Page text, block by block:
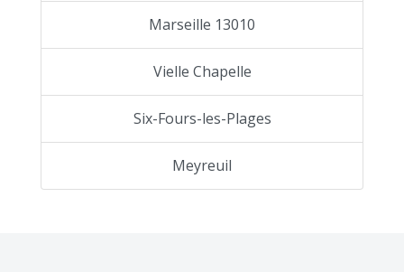
Marseille 13010
Vielle Chapelle
Six-Fours-les-Plages
Meyreuil